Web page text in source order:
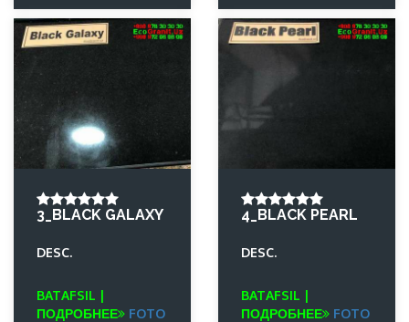
3_BLACK GALAXY
DESC.
BATAFSIL |
ПОДРОБНЕЕ
FOTO
4_BLACK PEARL
DESC.
BATAFSIL |
ПОДРОБНЕЕ
FOTO